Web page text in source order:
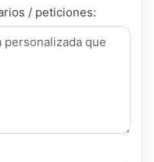
/ peticiones: